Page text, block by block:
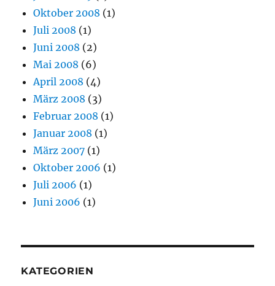
Oktober 2008 (1)
Juli 2008 (1)
Juni 2008 (2)
Mai 2008 (6)
April 2008 (4)
März 2008 (3)
Februar 2008 (1)
Januar 2008 (1)
März 2007 (1)
Oktober 2006 (1)
Juli 2006 (1)
Juni 2006 (1)
KATEGORIEN